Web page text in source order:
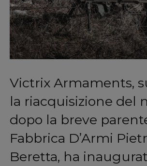
Victrix Armaments,
la riacquisizione del
dopo la breve
Fabbrica D’Armi
Beretta, ha